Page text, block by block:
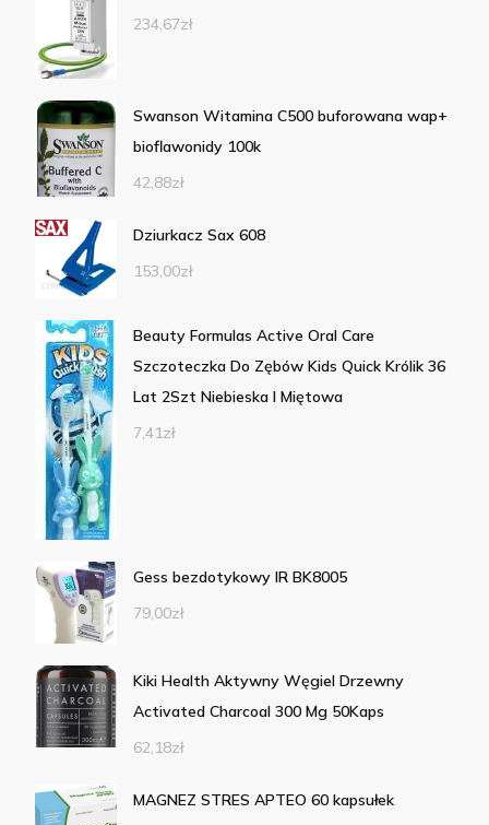
234,67zł
Swanson Witamina C500 buforowana wap+
bioflawonidy 100k
42,88zł
Dziurkacz Sax 608
153,00zł
Beauty Formulas Active Oral Care
Szczoteczka Do Zębów Kids Quick Królik 36
Lat 2Szt Niebieska I Miętowa
7,41zł
Gess bezdotykowy IR BK8005
79,00zł
Kiki Health Aktywny Węgiel Drzewny
Activated Charcoal 300 Mg 50Kaps
62,18zł
MAGNEZ STRES APTEO 60 kapsułek